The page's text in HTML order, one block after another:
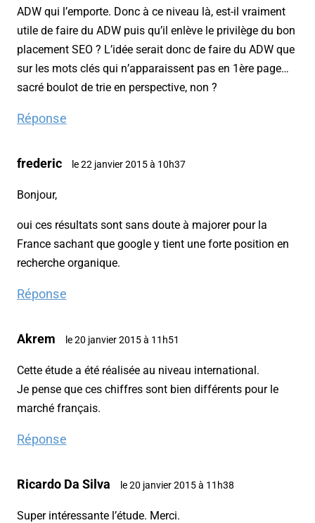
ADW qui l’emporte. Donc à ce niveau là, est-il vraiment
utile de faire du ADW puis qu’il enlève le privilège du bon
placement SEO ? L’idée serait donc de faire du ADW que
sur les mots clés qui n’apparaissent pas en 1ère page…
sacré boulot de trie en perspective, non ?
Réponse
frederic le 22 janvier 2015 à 10h37
Bonjour,
oui ces résultats sont sans doute à majorer pour la
France sachant que google y tient une forte position en
recherche organique.
Réponse
Akrem le 20 janvier 2015 à 11h51
Cette étude a été réalisée au niveau international.
Je pense que ces chiffres sont bien différents pour le
marché français.
Réponse
Ricardo Da Silva le 20 janvier 2015 à 11h38
Super intéressante l’étude. Merci.